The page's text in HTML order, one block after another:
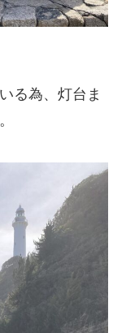
る為、灯台ま